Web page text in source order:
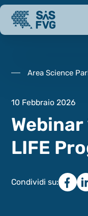
Area Science
10 Febbraio 2026
LIFE
Condividi su: